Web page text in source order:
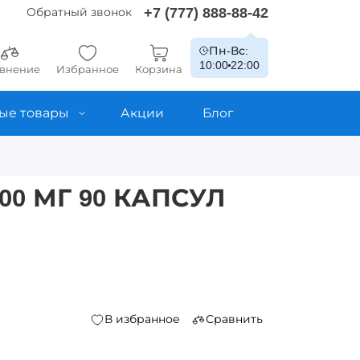
Обратный звонок +7 (777) 888-88-42
Избранное Корзина
Пн-Вс:
10:00 22:00
товары Акции Блог
МГ 90 КАПСУЛ
В избранное Сравнить